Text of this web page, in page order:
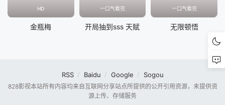
HD
金瓶梅
一口气看完
开局抽到sss 天赋
一口气看完
无限顿悟
RSS Baidu Google Sogou
828影视本站所有内容均来自互联网分享站点所提供的公开引用资源，未提供资
源上传、存储服务